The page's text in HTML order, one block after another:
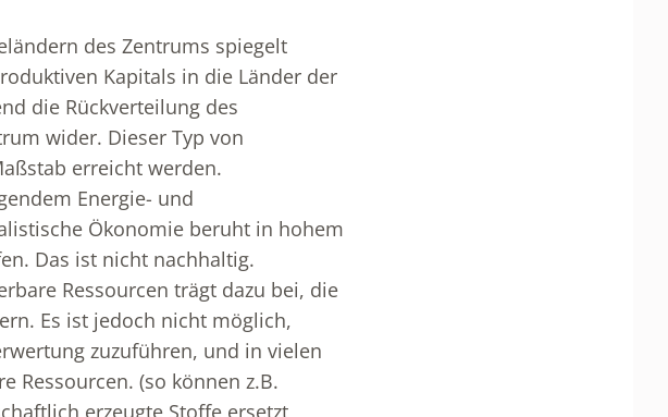
des Zentrums spiegelt
Kapitals in die Länder der
die Rückverteilung des
wider. Dieser Typ von
erreicht werden.
Energie- und
Ökonomie beruht in hohem
Das ist nicht nachhaltig.
Ressourcen trägt dazu bei, die
Es ist jedoch nicht möglich,
zuzuführen, und in vielen
Ressourcen. (so können z.B.
erzeugte Stoffe ersetzt